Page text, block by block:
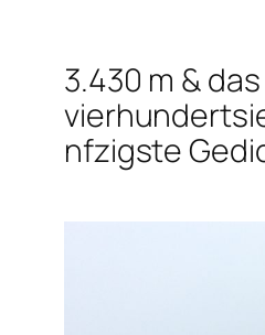
3.430 m & das
nfzigste